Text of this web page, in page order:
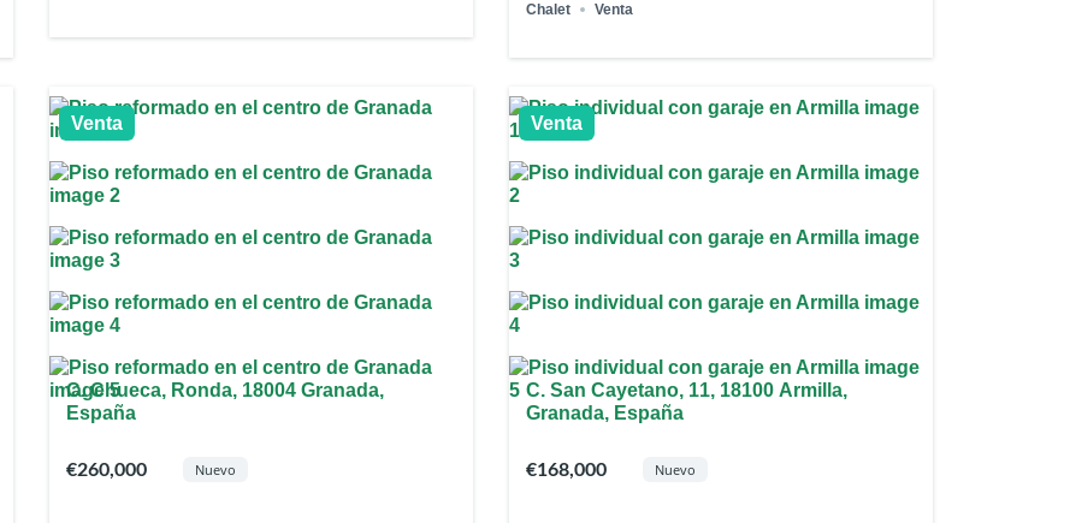
Chalet Venta
Venta
C. Chueca, Ronda, 18004 Granada,
España
€260,000 Nuevo
Venta
C. San Cayetano, 11, 18100 Armilla,
Granada, España
€168,000 Nuevo